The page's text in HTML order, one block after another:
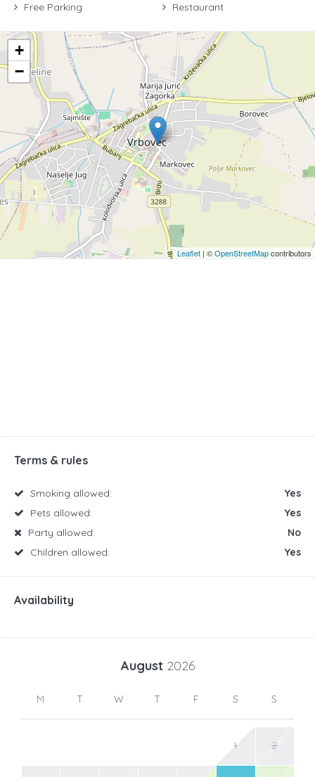
Free Parking Restaurant
+
−
Leaflet | ©OpenStreetMapcontributors
Terms & rules
Smoking allowed:
Yes
Pets allowed:
Yes
Party allowed:
No
Children allowed:
Yes
Availability
August 2026
M T W T F S S
1 2